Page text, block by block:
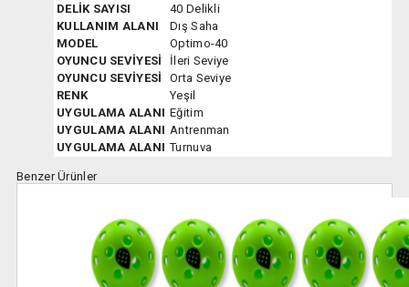
DELİK SAYISI
40 Delikli
KULLANIM ALANI
Dış Saha
MODEL
Optimo-40
OYUNCU SEVİYESİ
İleri Seviye
OYUNCU SEVİYESİ
Orta Seviye
RENK
Yeşil
UYGULAMA ALANI Eğitim
UYGULAMA ALANI Antrenman
UYGULAMA ALANI Turnuva
Benzer Ürünler